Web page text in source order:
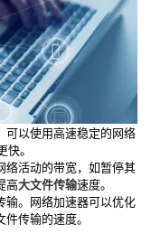
可以使用高速稳定的网络
。
络活动的带宽，如暂停其
高大文件传输速度。
输。网络加速器可以优化
传输的速度。